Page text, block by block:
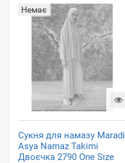
Немає
Сукня для намазу Maradi
Asya Namaz Takimi
Двоєчка 2790 One Size